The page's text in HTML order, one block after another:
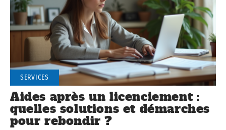
SERVICES
Aides après un licenciement :
quelles solutions et démarches
pour rebondir ?